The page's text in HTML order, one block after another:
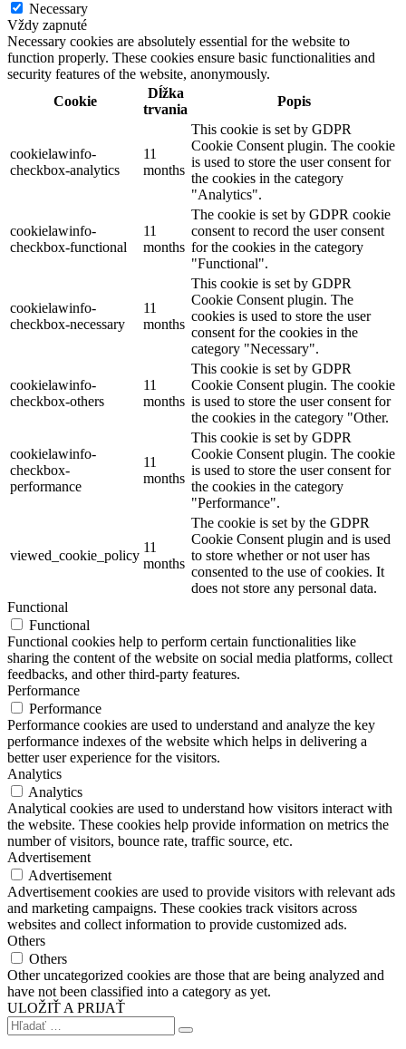
Necessary
Vždy zapnuté
Necessary cookies are absolutely essential for the website to
function properly. These cookies ensure basic functionalities and
security features of the website, anonymously.
Cookie
Dĺžka
trvania
Popis
cookielawinfo-
checkbox-analytics
11
months
This cookie is set by GDPR
Cookie Consent plugin. The cookie
is used to store the user consent for
the cookies in the category
"Analytics".
cookielawinfo-
checkbox-functional
11
months
The cookie is set by GDPR cookie
consent to record the user consent
for the cookies in the category
"Functional".
cookielawinfo-
checkbox-necessary
11
months
This cookie is set by GDPR
Cookie Consent plugin. The
cookies is used to store the user
consent for the cookies in the
category "Necessary".
cookielawinfo-
checkbox-others
11
months
This cookie is set by GDPR
Cookie Consent plugin. The cookie
is used to store the user consent for
the cookies in the category "Other.
cookielawinfo-
checkbox-
performance
11
months
This cookie is set by GDPR
Cookie Consent plugin. The cookie
is used to store the user consent for
the cookies in the category
"Performance".
viewed_cookie_policy
11
months
The cookie is set by the GDPR
Cookie Consent plugin and is used
to store whether or not user has
consented to the use of cookies. It
does not store any personal data.
Functional
Functional
Functional cookies help to perform certain functionalities like
sharing the content of the website on social media platforms, collect
feedbacks, and other third-party features.
Performance
Performance
Performance cookies are used to understand and analyze the key
performance indexes of the website which helps in delivering a
better user experience for the visitors.
Analytics
Analytics
Analytical cookies are used to understand how visitors interact with
the website. These cookies help provide information on metrics the
number of visitors, bounce rate, traffic source, etc.
Advertisement
Advertisement
Advertisement cookies are used to provide visitors with relevant ads
and marketing campaigns. These cookies track visitors across
websites and collect information to provide customized ads.
Others
Others
Other uncategorized cookies are those that are being analyzed and
have not been classified into a category as yet.
ULOŽIŤ A PRIJAŤ